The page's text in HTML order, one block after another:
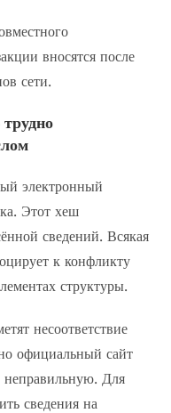
вносятся после
сети.
электронный
Этот хеш
сведений. Всякая
к конфликту
структуры.
несоответствие
официальный сайт
Для
сведения на